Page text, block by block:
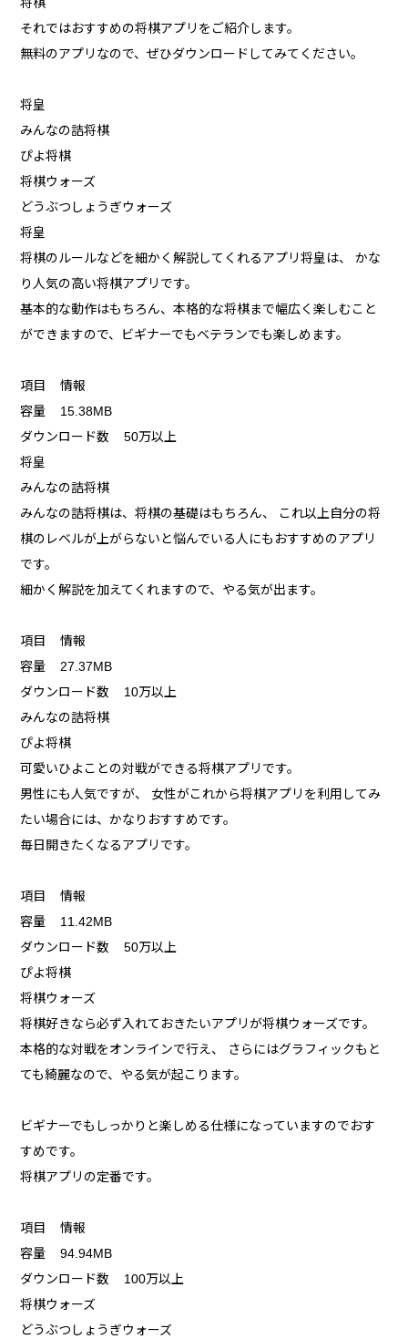
将棋
それではおすすめの将棋アプリをご紹介します。
無料のアプリなので、ぜひダウンロードしてみてください。
将皇
みんなの詰将棋
ぴよ将棋
将棋ウォーズ
どうぶつしょうぎウォーズ
将皇
将棋のルールなどを細かく解説してくれるアプリ将皇は、 かな
り人気の高い将棋アプリです。
基本的な動作はもちろん、本格的な将棋まで幅広く楽しむこと
ができますので、ビギナーでもベテランでも楽しめます。
項目 情報
容量 15.38MB
ダウンロード数 50万以上
将皇
みんなの詰将棋
みんなの詰将棋は、将棋の基礎はもちろん、 これ以上自分の将
棋のレベルが上がらないと悩んでいる人にもおすすめのアプリ
です。
細かく解説を加えてくれますので、やる気が出ます。
項目 情報
容量 27.37MB
ダウンロード数 10万以上
みんなの詰将棋
ぴよ将棋
可愛いひよことの対戦ができる将棋アプリです。
男性にも人気ですが、 女性がこれから将棋アプリを利用してみ
たい場合には、かなりおすすめです。
毎日開きたくなるアプリです。
項目 情報
容量 11.42MB
ダウンロード数 50万以上
ぴよ将棋
将棋ウォーズ
将棋好きなら必ず入れておきたいアプリが将棋ウォーズです。
本格的な対戦をオンラインで行え、 さらにはグラフィックもと
ても綺麗なので、やる気が起こります。
ビギナーでもしっかりと楽しめる仕様になっていますのでおす
すめです。
将棋アプリの定番です。
項目 情報
容量 94.94MB
ダウンロード数 100万以上
将棋ウォーズ
どうぶつしょうぎウォーズ